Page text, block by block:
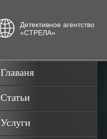
Детективное агентство
«СТРЕЛА»
Главаня
Статьи
Услуги